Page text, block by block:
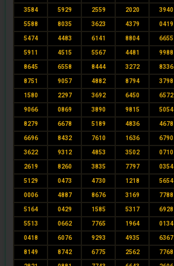
3584 5929 2559 2020 3940
5588 8035 3623 4379 0419
5474 4483 6141 8804 6655
5911 4515 5567 4481 9988
8645 6558 8444 3272 8336
8751 9057 4882 8794 3798
1580 2297 3692 6450 6572
9066 0869 3890 9815 5054
8279 6678 5189 4836 4678
6696 8432 7610 1636 6790
3622 9312 4853 3502 0710
2619 8260 3835 7797 0354
5129 0473 4730 1218 5654
0006 4887 8676 3169 7788
5164 0429 1585 5317 6928
5513 0662 7765 1964 0134
0418 6076 9293 4935 6367
8149 8742 6775 2562 7768